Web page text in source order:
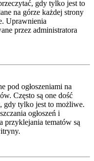
gdy tylko jest to
na górze każdej strony
Uprawnienia
przez administratora
pod ogłoszeniami na
Często są one dość
gdy tylko jest to możliwe.
ogłoszeń i
przyklejania tematów są